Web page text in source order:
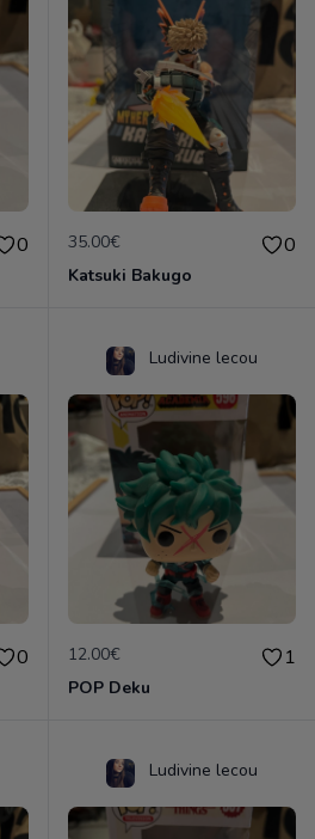
0 35.00€ 0
Katsuki Bakugo
0
Ludivine lecou
12.00€ 1
POP Deku
Ludivine lecou